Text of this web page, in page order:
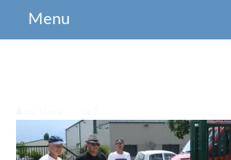
Menu
Infos Pratiques